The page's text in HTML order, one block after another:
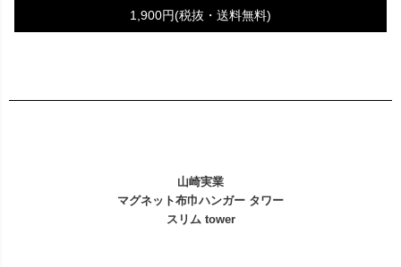
1,900円(税抜・送料無料)
山崎実業
マグネット布巾ハンガー タワー
スリム tower